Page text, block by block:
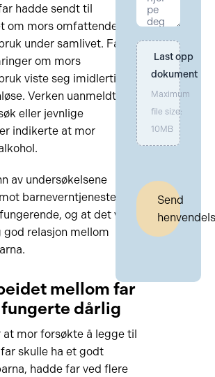
hadde sendt til
om mors omfattende
under samlivet. Far
om mors
viste seg imidlertid å
Verken uanmeldte
eller jevnlige
indikerte at mor
av undersøkelsene
barneverntjenesten at
og at det var
god relasjon mellom
mellom far
dårlig
at mor forsøkte å legge til
skulle ha et godt
hadde far ved flere
Last opp
dokument
Maximum
file size:
10MB
Send